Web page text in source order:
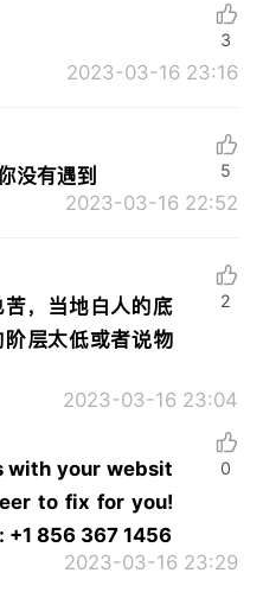
2023-03-16 23:16
3
没有遇到
2023-03-16 22:52
5
，当地白人的底
层太低或者说物
2023-03-16 23:04
2
with your websit
to fix for you!
856 367 1456
2023-03-16 23:29
0